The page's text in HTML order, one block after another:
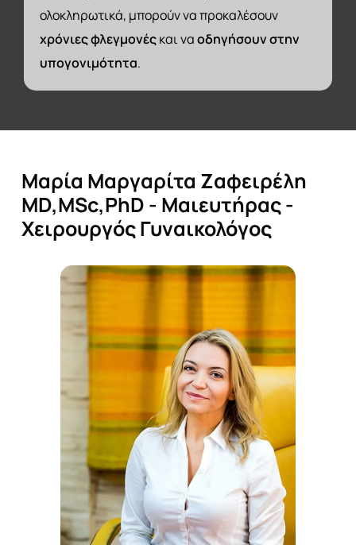
ολοκληρωτικά, μπορούν να προκαλέσουν
χρόνιες φλεγμονέςκαι ναοδηγήσουν στην
υπογονιμότητα.
Μαρία Μαργαρίτα Ζαφειρέλη
MD,MSc,PhD - Μαιευτήρας-
ΧειρουργόςΓυναικολόγος